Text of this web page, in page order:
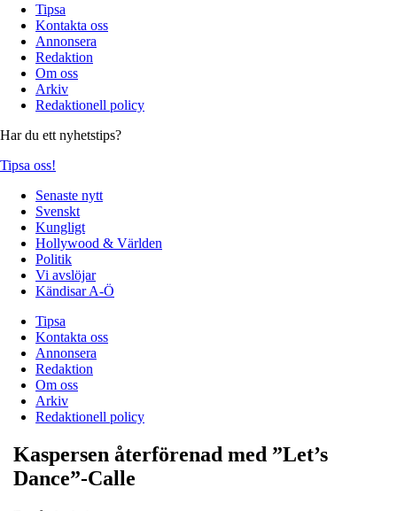
Tipsa
Kontakta oss
Annonsera
Redaktion
Om oss
Arkiv
Redaktionell policy
Har du ett nyhetstips?
Tipsa oss!
Senaste nytt
Svenskt
Kungligt
Hollywood & Världen
Politik
Vi avslöjar
Kändisar A-Ö
Tipsa
Kontakta oss
Annonsera
Redaktion
Om oss
Arkiv
Redaktionell policy
Kaspersen återförenad med ”Let’s
Dance”-Calle